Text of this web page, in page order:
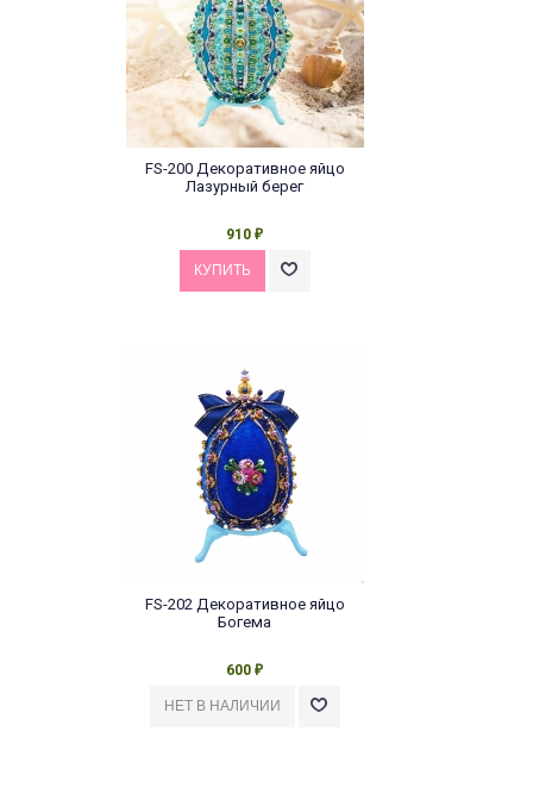
FS-200 Декоративное яйцо
Лазурный берег
910 ₽
FS-202 Декоративное яйцо
Богема
600 ₽